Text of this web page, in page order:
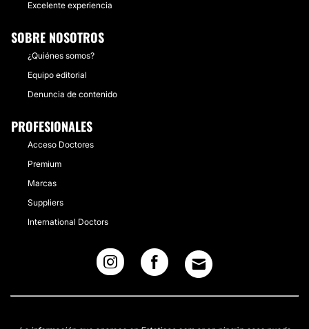
Excelente experiencia
SOBRE NOSOTROS
¿Quiénes somos?
Equipo editorial
Denuncia de contenido
PROFESIONALES
Acceso Doctores
Premium
Marcas
Suppliers
International Doctors